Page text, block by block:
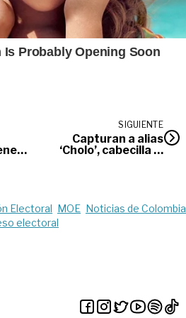
SIGUIENTE
Capturan a alias
‘Cholo’, cabecilla al
Electoral MOE Noticias de Colombia
electoral